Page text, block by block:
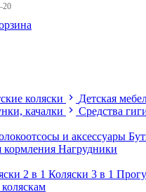
коляски Детская
качалки Средства
и аксессуары
Нагрудники
2 в 1 Коляски 3 в 1